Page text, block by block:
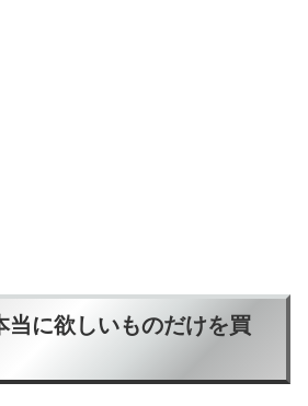
当に欲しいものだけを買